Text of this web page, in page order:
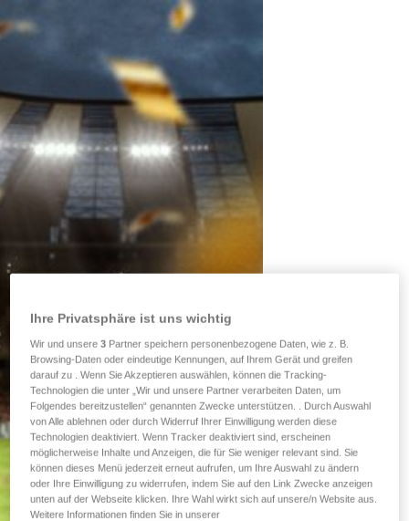
Ihre Privatsphäre ist uns wichtig
Wir und unsere3 Partner speichern personenbezogene Daten, wie z. B.
Browsing-Daten oder eindeutige Kennungen, auf Ihrem Gerät und greifen
darauf zu . Wenn Sie Akzeptieren auswählen, können die Tracking-
Technologien die unter „Wir und unsere Partner verarbeiten Daten, um
Folgendes bereitzustellen“ genannten Zwecke unterstützen. . Durch Auswahl
von Alle ablehnen oder durch Widerruf Ihrer Einwilligung werden diese
Technologien deaktiviert. Wenn Tracker deaktiviert sind, erscheinen
möglicherweise Inhalte und Anzeigen, die für Sie weniger relevant sind. Sie
können dieses Menü jederzeit erneut aufrufen, um Ihre Auswahl zu ändern
oder Ihre Einwilligung zu widerrufen, indem Sie auf den Link Zwecke anzeigen
unten auf der Webseite klicken. Ihre Wahl wirkt sich auf unsere/n Website aus.
Weitere Informationen finden Sie in unserer